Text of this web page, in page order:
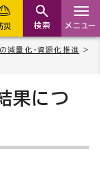
災 検索 メニュー
減量化・資源化推進
>
果につ